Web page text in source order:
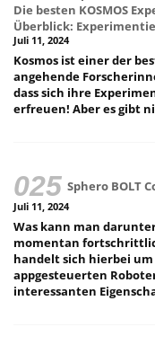
Die besten KOSMOS
Überblick:
Juli 11, 2024
Kosmos ist einer der
angehende
dass sich ihre
erfreuen! Aber es gibt
Sphero BOLT
Juli 11, 2024
Was kann man
momentan
handelt sich hierbei
appgesteuerten
interessanten